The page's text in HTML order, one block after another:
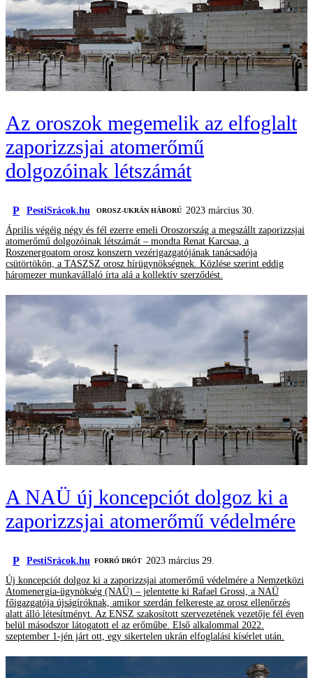
Az oroszok megemelik az elfoglalt
zaporizzsjai atomerőmű
dolgozóinak létszámát
P PestiSrácok.hu ‎ OROSZ-UKRÁN HÁBORÚ 2023 március 30.
Április végéig négy és fél ezerre emeli Oroszország a megszállt zaporizzsjai
atomerőmű dolgozóinak létszámát – mondta Renat Karcsaa, a
Roszenergoatom orosz konszern vezérigazgatójának tanácsadója
csütörtökön, a TASZSZ orosz hírügynökségnek. Közlése szerint eddig
háromezer munkavállaló írta alá a kollektív szerződést.
A NAÜ új koncepciót dolgoz ki a
zaporizzsjai atomerőmű védelmére
P PestiSrácok.hu FORRÓ DRÓT
2023 március 29.
Új koncepciót dolgoz ki a zaporizzsjai atomerőmű védelmére a Nemzetközi
Atomenergia-ügynökség (NAÜ) – jelentette ki Rafael Grossi, a NAÜ
főigazgatója újságíróknak, amikor szerdán felkereste az orosz ellenőrzés
alatt álló létesítményt. Az ENSZ szakosított szervezetének vezetője fél éven
belül másodszor látogatott el az erőműbe. Első alkalommal 2022.
szeptember 1-jén járt ott, egy sikertelen ukrán elfoglalási kísérlet után.